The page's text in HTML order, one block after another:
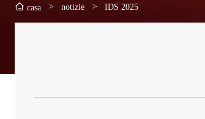
casa > notizie > IDS 2025